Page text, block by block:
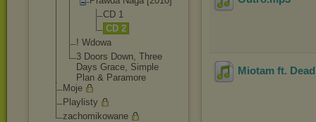
CD 1
CD 2
! Wdowa
3 Doors Down, Three
Days Grace, Simple
Plan & Paramore
Moje
Playlisty
zachomikowane
Miotam ft.